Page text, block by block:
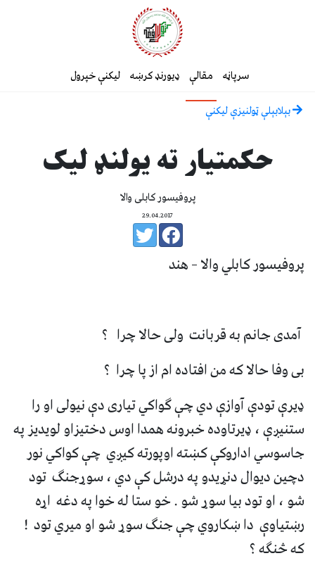
سرپاڼه مقالې ډیورنډ کرښه لیکنې خپرول
بېلابېلې ټولنيزې ليکنې
حکمتیار ته یولنډ لیک
پروفیسور کابلی والا
29.04.2017
پروفیسور کابلي والا – هند
آمدی جانم به قربانت ولی حالا چرا ؟
بی وفا حالا که من افتاده ام از پا چرا ؟
ډیرې تودې آوازې دي چې ګواکي تیاری دې نیولی او را
ستنیږې ، ډیرتاوده خبرونه همدا اوس دختیزاو لویدیز په
جاسوسي اداروکې کښته اوپورته کیږي چې کواکي نور
دچین دیوال دنړیدو په درشل کې دي ، سوړجنګ تود
شو ، او تود بیا سوړ شو . خو ستا له خوا په دغه اړه
رښتیاوې دا ښکاروي چې جنګ سوړ شو او میري تود !
که څنګه ؟